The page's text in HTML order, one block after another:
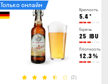
Крепость
5.4°
Горечь
25 IBU
Плотность
12.3%
(2)
Только онлайн